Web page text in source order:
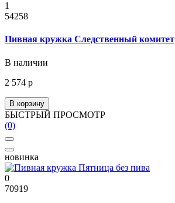
1
54258
Пивная кружка Следственный комитет
В наличии
2 574 р
В корзину
БЫСТРЫЙ ПРОСМОТР
(0)
новинка
0
70919